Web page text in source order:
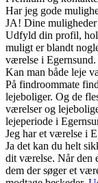
Har jeg gode
JA! Dine muligheder
Udfyld din profil,
muligt er blandt
værelse i Egernsund.
Kan man både leje
På findroommate
lejeboliger. Og de
værelser og
lejeperiode i
Jeg har et værelse i
Ja det kan du helt
dit værelse. Når den
dem der søger et